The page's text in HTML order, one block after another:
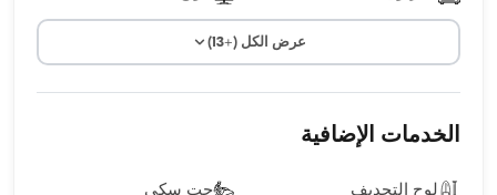
عرض الكل (+13)
الخدمات الإضافية
لوح التجديف جت سكي